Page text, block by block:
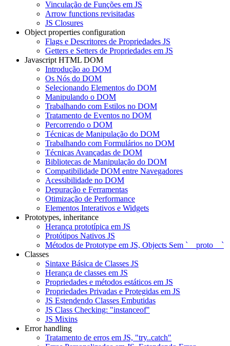
Vinculação de Funções em JS
Arrow functions revisitadas
JS Closures
Object properties configuration
Flags e Descritores de Propriedades JS
Getters e Setters de Propriedades em JS
Javascript HTML DOM
Introdução ao DOM
Os Nós do DOM
Selecionando Elementos do DOM
Manipulando o DOM
Trabalhando com Estilos no DOM
Tratamento de Eventos no DOM
Percorrendo o DOM
Técnicas de Manipulação do DOM
Trabalhando com Formulários no DOM
Técnicas Avançadas de DOM
Bibliotecas de Manipulação do DOM
Compatibilidade DOM entre Navegadores
Acessibilidade no DOM
Depuração e Ferramentas
Otimização de Performance
Elementos Interativos e Widgets
Prototypes, inheritance
Herança prototípica em JS
Protótipos Nativos JS
Métodos de Prototype em JS, Objects Sem `__proto__`
Classes
Sintaxe Básica de Classes JS
Herança de classes em JS
Propriedades e métodos estáticos em JS
Propriedades Privadas e Protegidas em JS
JS Estendendo Classes Embutidas
JS Class Checking: "instanceof"
JS Mixins
Error handling
Tratamento de erros em JS, "try..catch"